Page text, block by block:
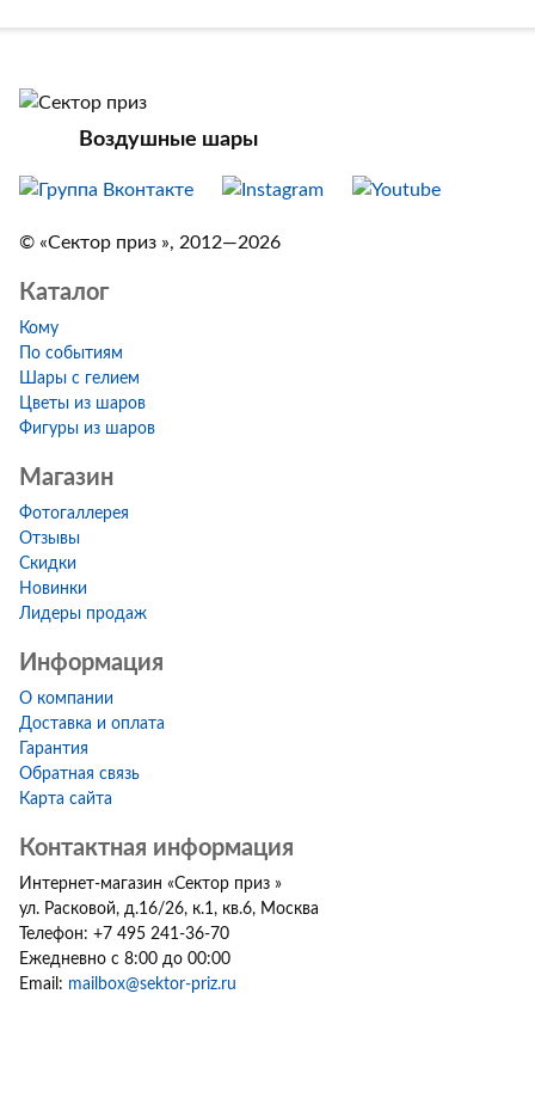
Воздушные шары
© «Сектор приз », 2012—2026
Каталог
Кому
По событиям
Шары с гелием
Цветы из шаров
Фигуры из шаров
Магазин
Фотогаллерея
Отзывы
Скидки
Новинки
Лидеры продаж
Информация
О компании
Доставка и оплата
Гарантия
Обратная связь
Карта сайта
Контактная информация
Интернет-магазин «Сектор приз »
ул. Расковой, д.16/26, к.1, кв.6, Москва
Телефон: +7 495 241-36-70
Ежедневно с 8:00 до 00:00
Email: mailbox@sektor-priz.ru